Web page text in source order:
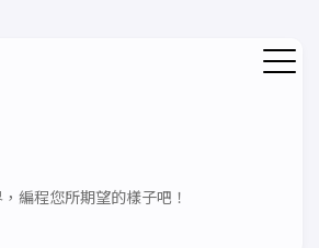
編程您所期望的樣子吧！